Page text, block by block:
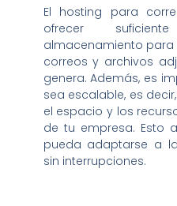
El hosting para
ofrecer
almacenamiento
correos y archivos
genera. Además, es
sea escalable, es
el espacio y los
de tu empresa. Esto
pueda adaptarse a
sin interrupciones.